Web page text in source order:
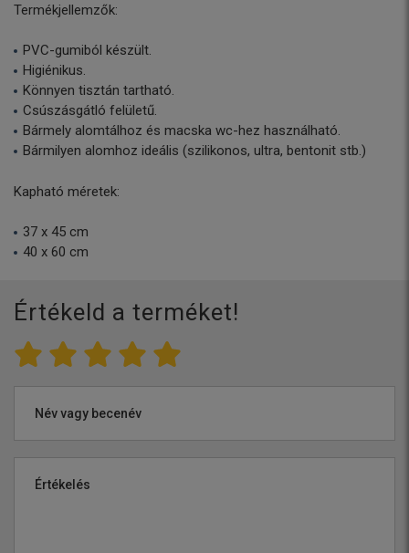
Termékjellemzők:
PVC-gumiból készült.
Higiénikus.
Könnyen tisztán tartható.
Csúszásgátló felületű.
Bármely alomtálhoz és macska wc-hez használható.
Bármilyen alomhoz ideális (szilikonos, ultra, bentonit stb.)
Kapható méretek:
37 x 45 cm
40 x 60 cm
Értékeld a terméket!
Név vagy becenév
Értékelés